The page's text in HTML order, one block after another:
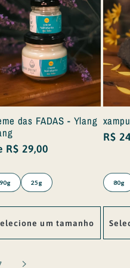
das FADAS - Ylang
R$ 29,00
90g 25g
um tamanho
R$
80g